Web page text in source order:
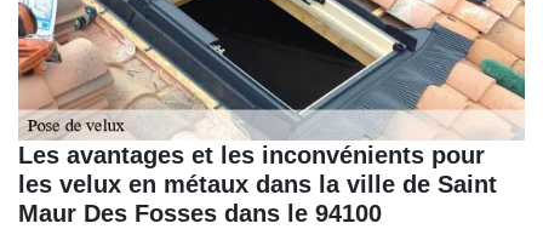
Les avantages et les inconvénients pour
les velux en métaux dans la ville de Saint
Maur Des Fosses dans le 94100